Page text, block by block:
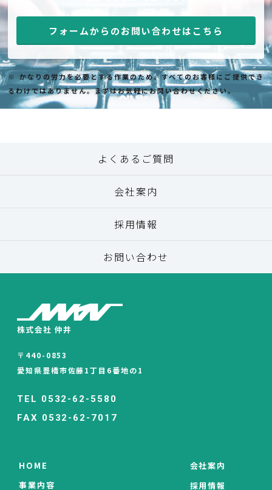
フォームからのお問い合わせはこちら
※ かなりの労力を必要とする作業のため、すべてのお客様にご提供でき
るわけではありません。まずはお気軽にお問い合わせください。
よくあるご質問
会社案内
採用情報
お問い合わせ
〒440-0853
愛知県豊橋市佐藤1丁目6番地の1
TEL 0532-62-5580
FAX 0532-62-7017
HOME
事業内容
会社案内
採用情報